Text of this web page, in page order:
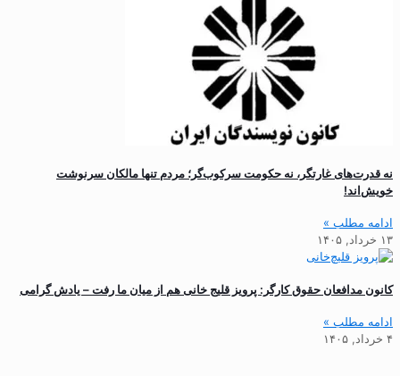
نه قدرت‌های غارتگر، نه حکومت سرکوب‌گر؛ مردم تنها مالکان سرنوشت
خویش‌اند!
ادامه مطلب »
۱۳ خرداد, ۱۴۰۵
کانون مدافعان حقوق کارگر: پرویز قلیج خانی هم از میان ما رفت – یادش گرامی
ادامه مطلب »
۴ خرداد, ۱۴۰۵